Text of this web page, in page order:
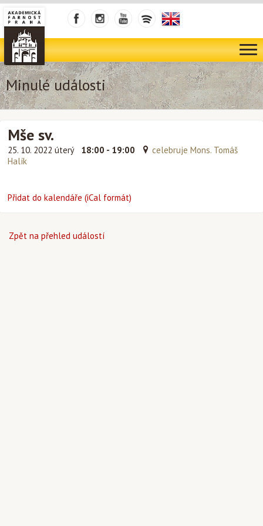
Minulé události
Mše sv.
25. 10. 2022 úterý 18:00 - 19:00
celebruje Mons. Tomáš
Halík
Přidat do kalendáře (iCal formát)
Zpět na přehled událostí